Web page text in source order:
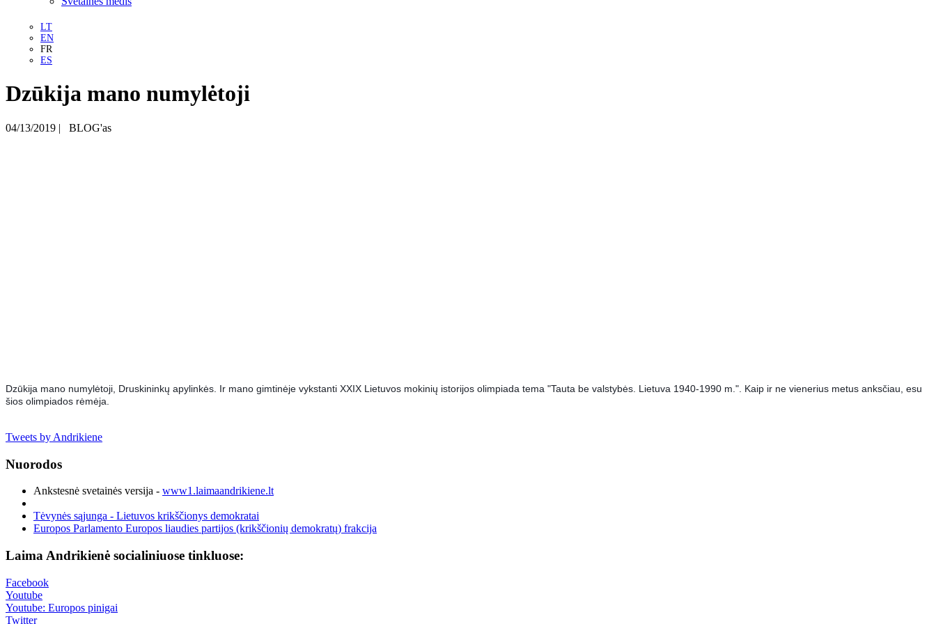
LT
EN
FR
ES
Dzūkija mano numylėtoji
04/13/2019 | BLOG'as
Dzūkija mano numylėtoji, Druskininkų apylinkės. Ir mano gimtinėje vykstanti XXIX Lietuvos mokinių istorijos olimpiada tema "Tauta be valstybės. Lietuva 1940-1990 m.". Kaip ir ne vienerius metus anksčiau, esu
šios olimpiados rėmėja.
Tweets by Andrikiene
Nuorodos
Ankstesnė svetainės versija - www1.laimaandrikiene.lt
Tėvynės sąjunga - Lietuvos krikščionys demokratai
Europos Parlamento Europos liaudies partijos (krikščionių demokratų) frakcija
Laima Andrikienė socialiniuose tinkluose:
Facebook
Youtube
Youtube: Europos pinigai
Twitter